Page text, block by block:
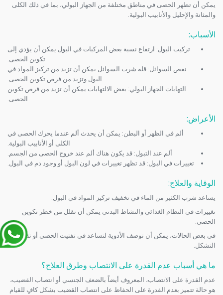
يمكن أن تظهر الحصى في مناطق مختلفة من الجهاز البولي، بما في ذلك الكلى
والمثانة والإحليل والأنابيب البولية.
الأسباب:
تركيب البول: ارتفاع نسبة بعض المركبات في البول يمكن أن يؤدي إلى
تكوين الحصى.
نقص السوائل: قلة شرب السوائل يمكن أن تزيد من تركيز المواد في
البول وتزيد من فرص تكوين الحصى.
التهابات الجهاز البولي: بعض الالتهابات يمكن أن تزيد من فرص تكوين
الحصى.
الأعراض:
ألم في الظهر أو البطن: يمكن أن يحدث ألم عندما يحرك الحصى في
الكلى أو الأنابيب البولية.
ألم عند التبول: قد يكون هناك ألم عند خروج الحصى من الجسم.
تغييرات في البول: قد تظهر تغييرات في لون البول أو وجود دم في البول.
الوقاية والعلاج:
يساعد شرب الكثير من الماء في تخفيف تركيز المواد في البول.
تغييرات في النظام الغذائي والنشاط البدني يمكن أن تقلل من خطر تكوين
الحصى.
في بعض الحالات، يمكن أن توصف الأدوية لتساعد في تفتيت الحصى أو تقليل
التشكل.
ما هي أسباب عدم القدرة على الانتصاب وطرق العلاج؟
عدم القدرة على الانتصاب، المعروف أيضاً بالضعف الجنسي أو انتصاب القضيب،
هو حالة تتميز بعدم القدرة على الحفاظ على انتصاب القضيب بشكل كافٍ للقيام